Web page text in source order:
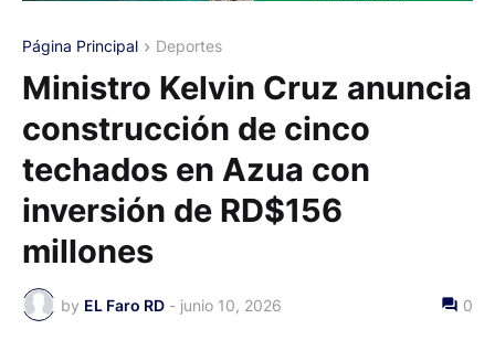
Página Principal Deportes
Ministro Kelvin Cruz anuncia
construcción de cinco
techados en Azua con
inversión de RD$156
millones
by EL Faro RD - junio 10, 2026 0